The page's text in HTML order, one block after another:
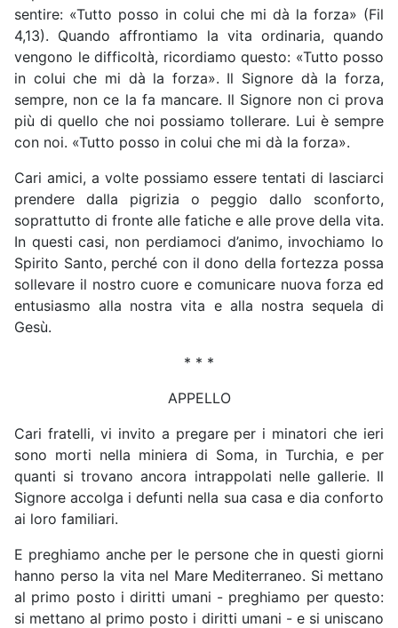
sentire: «Tutto posso in colui che mi dà la forza» (Fil
4,13). Quando affrontiamo la vita ordinaria, quando
vengono le difficoltà, ricordiamo questo: «Tutto posso
in colui che mi dà la forza». Il Signore dà la forza,
sempre, non ce la fa mancare. Il Signore non ci prova
più di quello che noi possiamo tollerare. Lui è sempre
con noi. «Tutto posso in colui che mi dà la forza».
Cari amici, a volte possiamo essere tentati di lasciarci
prendere dalla pigrizia o peggio dallo sconforto,
soprattutto di fronte alle fatiche e alle prove della vita.
In questi casi, non perdiamoci d’animo, invochiamo lo
Spirito Santo, perché con il dono della fortezza possa
sollevare il nostro cuore e comunicare nuova forza ed
entusiasmo alla nostra vita e alla nostra sequela di
Gesù.
* * *
APPELLO
Cari fratelli, vi invito a pregare per i minatori che ieri
sono morti nella miniera di Soma, in Turchia, e per
quanti si trovano ancora intrappolati nelle gallerie. Il
Signore accolga i defunti nella sua casa e dia conforto
ai loro familiari.
E preghiamo anche per le persone che in questi giorni
hanno perso la vita nel Mare Mediterraneo. Si mettano
al primo posto i diritti umani - preghiamo per questo:
si mettano al primo posto i diritti umani - e si uniscano